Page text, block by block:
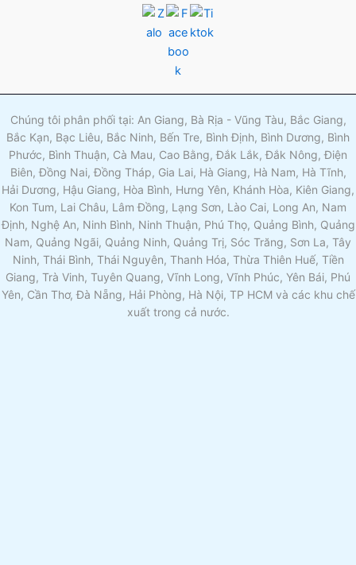
Chúng tôi phân phối tại: An Giang, Bà Rịa - Vũng Tàu, Bắc Giang,
Bắc Kạn, Bạc Liêu, Bắc Ninh, Bến Tre, Bình Định, Bình Dương, Bình
Phước, Bình Thuận, Cà Mau, Cao Bằng, Đắk Lắk, Đắk Nông, Điện
Biên, Đồng Nai, Đồng Tháp, Gia Lai, Hà Giang, Hà Nam, Hà Tĩnh,
Hải Dương, Hậu Giang, Hòa Bình, Hưng Yên, Khánh Hòa, Kiên Giang,
Kon Tum, Lai Châu, Lâm Đồng, Lạng Sơn, Lào Cai, Long An, Nam
Định, Nghệ An, Ninh Bình, Ninh Thuận, Phú Thọ, Quảng Bình, Quảng
Nam, Quảng Ngãi, Quảng Ninh, Quảng Trị, Sóc Trăng, Sơn La, Tây
Ninh, Thái Bình, Thái Nguyên, Thanh Hóa, Thừa Thiên Huế, Tiền
Giang, Trà Vinh, Tuyên Quang, Vĩnh Long, Vĩnh Phúc, Yên Bái, Phú
Yên, Cần Thơ, Đà Nẵng, Hải Phòng, Hà Nội, TP HCM và các khu chế
xuất trong cả nước.